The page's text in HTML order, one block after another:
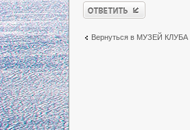
Ответить
Вернуться в МУЗЕЙ КЛУБА